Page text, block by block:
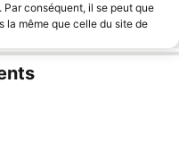
conséquent, il se peut que
la même que celle du site de